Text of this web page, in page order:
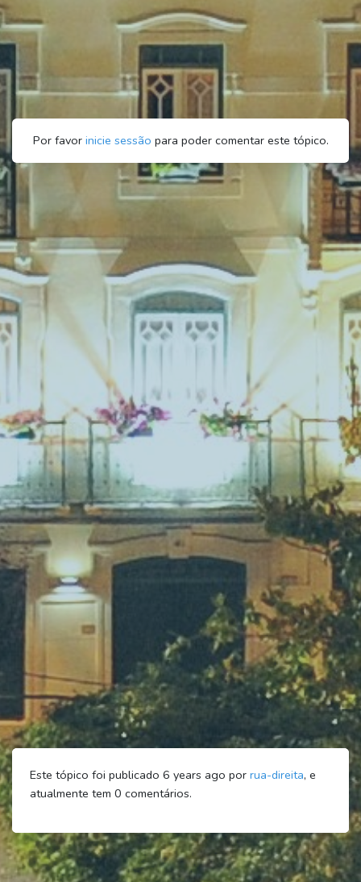
Por favor inicie sessão para poder comentar este tópico.
Este tópico foi publicado 6 years ago por rua-direita, e
atualmente tem 0 comentários.